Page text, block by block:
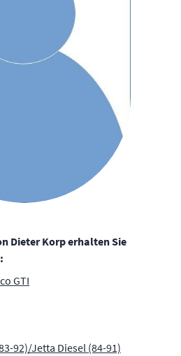
Dieter Korp erhalten Sie
GTI
92)/Jetta Diesel (84-91)